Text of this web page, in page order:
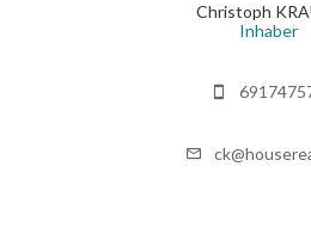
Christoph
Inhaber